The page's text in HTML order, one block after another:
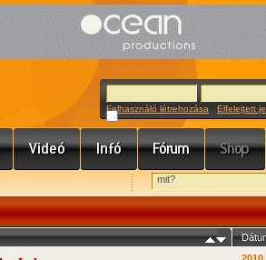
Felhasználó létrehozása Elfelejtett